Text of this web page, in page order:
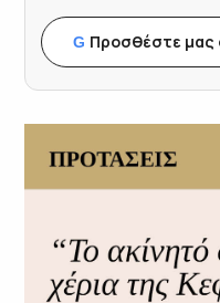
G Προσθέστε μας